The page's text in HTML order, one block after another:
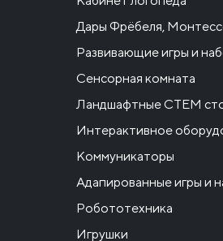
Дары Фрёбеля,
Развивающие игры и
Сенсорная комната
Ландшафтные СТЕМ
Интерактивное
Коммуникаторы
Адапированные игры и
Робототехника
Игрушки